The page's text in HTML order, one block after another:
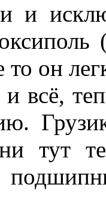
и
он
всё,
тут